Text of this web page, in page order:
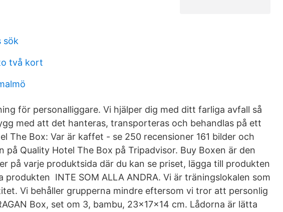
sök
två kort
för personalliggare. Vi hjälper dig med ditt farliga avfall så
med att det hanteras, transporteras och behandlas på ett
The Box: Var är kaffet - se 250 recensioner 161 bilder och
på Quality Hotel The Box på Tripadvisor. Buy Boxen är den
på varje produktsida där du kan se priset, lägga till produkten
produkten INTE SOM ALLA ANDRA. Vi är träningslokalen som
Vi behåller grupperna mindre eftersom vi tror att personlig
Box, set om 3, bambu, 23x17x14 cm. Lådorna är lätta